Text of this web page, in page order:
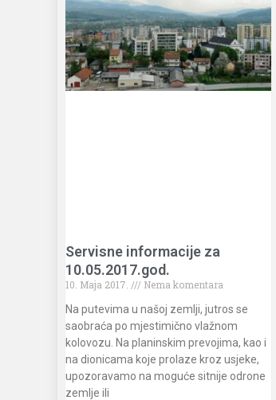
Servisne informacije za
10.05.2017.god.
10. Maja 2017.
Nema komentara
Na putevima u našoj zemlji, jutros se
saobraća po mjestimično vlažnom
kolovozu. Na planinskim prevojima, kao i
na dionicama koje prolaze kroz usjeke,
upozoravamo na moguće sitnije odrone
zemlje ili